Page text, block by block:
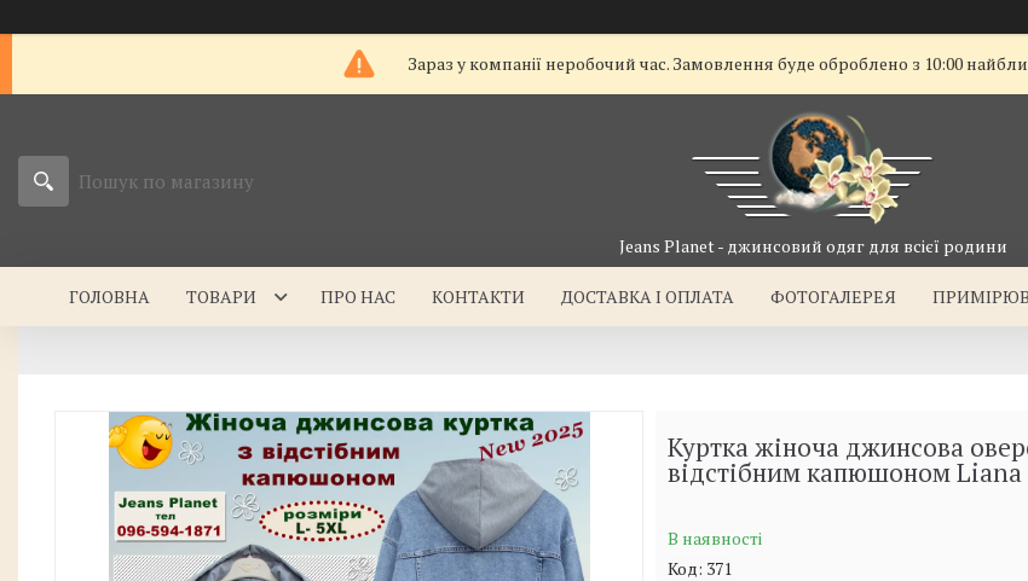
Зараз у компанії неробочий час. Замовлення буде оброблено з 10:00
Jeans Planet - джинсовий одяг для всієї родини
ГОЛОВНА ТОВАРИ ПРО НАС КОНТАКТИ ДОСТАВКА I ОПЛАТА ФОТОГАЛЕРЕЯ
Куртка жіноча джинсова
відстібним капюшоном Liana
В наявності
Код: 371